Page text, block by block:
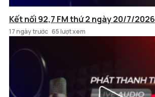
Kết nối 92,7 FM thứ 2 ngày 20/7/2026
17 ngày trước 65 lượt xem